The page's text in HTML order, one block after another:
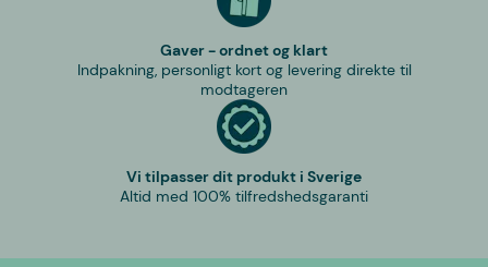
Gaver - ordnet og klart
Indpakning, personligt kort og levering direkte til
modtageren
Vi tilpasser dit produkt i Sverige
Altid med 100% tilfredshedsgaranti